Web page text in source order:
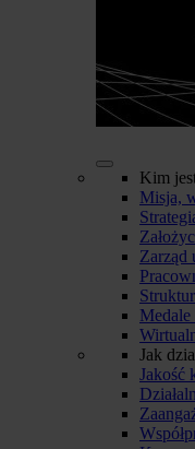
Kim
Misja,
Zarząd
Medale
Jak
Jakość